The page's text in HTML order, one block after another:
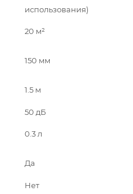
использования)
20 м²
150 мм
1.5 м
50 дБ
0.3 л
Да
Нет